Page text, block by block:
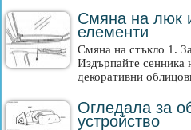
Смяна на люк
елементи
Смяна на стъкло 1.
Издърпайте сенника
декоративни
Огледала за
устройство